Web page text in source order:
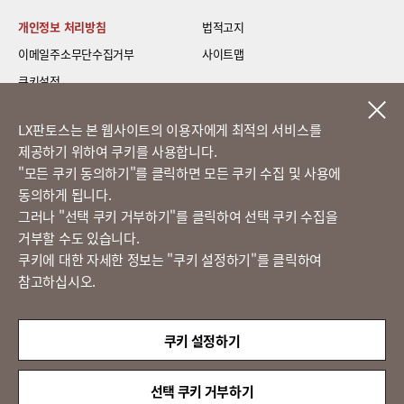
개인정보 처리방침
법적고지
이메일주소무단수집거부
사이트맵
쿠키설정
LG 베스트 케어 이전설치
고객의 소리
정도경영 신문고
(주)LX판토스 사업자등록번호 : 116-81-31734
서울시 종로구 새문안로 58
대표전화 :02-3771-2114
해외직구 문의 : 02-3771-2013 / 2014
LX판토스는 본 웹사이트의 이용자에게 최적의 서비스를
제공하기 위하여 쿠키를 사용합니다.
​"모든 쿠키 동의하기"를 클릭하면 모든 쿠키 수집 및 사용에
동의하게 됩니다.
그러나 "선택 쿠키 거부하기"를 클릭하여 선택 쿠키 수집을
거부할 수도 있습니다.
쿠키에 대한 자세한 정보는 "쿠키 설정하기"를 클릭하여
참고하십시오.
쿠키 설정하기
선택 쿠키 거부하기